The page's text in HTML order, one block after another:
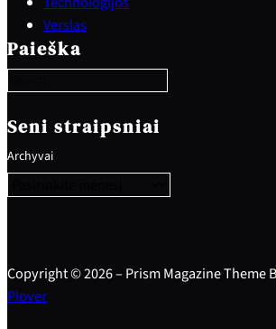
Verslas
Paieška
e
a
c
h
Seni straipsniai
Archyvai
Copyright © 2026 – Prism Magazine Theme
Plover